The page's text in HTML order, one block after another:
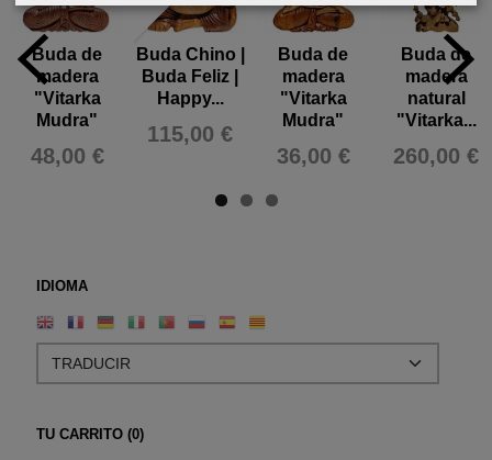
IDIOMA
TU CARRITO (0)
Buda de
madera
"Vitarka
Mudra"
48,00 €
Buda Chino |
Buda Feliz |
Happy...
115,00 €
Buda de
madera
"Vitarka
Mudra"
36,00 €
Buda de
madera
natural
"Vitarka...
260,00 €